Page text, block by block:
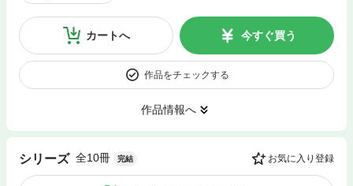
カートへ 今すぐ買う
作品をチェックする
作品情報へ
シリーズ 全10冊 完結 お気に入り登録